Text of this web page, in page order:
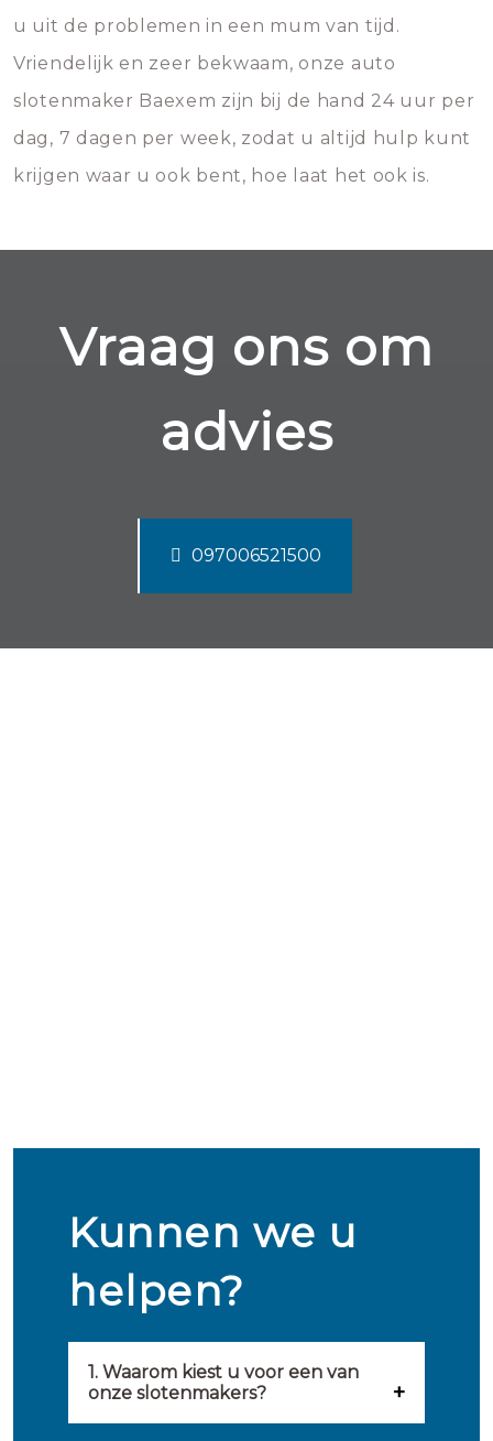
u uit de problemen in een mum van tijd.
Vriendelijk en zeer bekwaam, onze auto
slotenmaker Baexem zijn bij de hand 24 uur per
dag, 7 dagen per week, zodat u altijd hulp kunt
krijgen waar u ook bent, hoe laat het ook is.
Vraag ons om
advies
097006521500
Kunnen we u
helpen?
1. Waarom kiest u voor een van
onze slotenmakers?